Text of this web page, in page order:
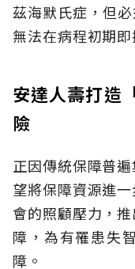
茲海默氏症，但
無法在病程初期即
安達人壽打造
險
正因傳統保障普
望將保障資源進
會的照顧壓力，
障，為有罹患失
障。